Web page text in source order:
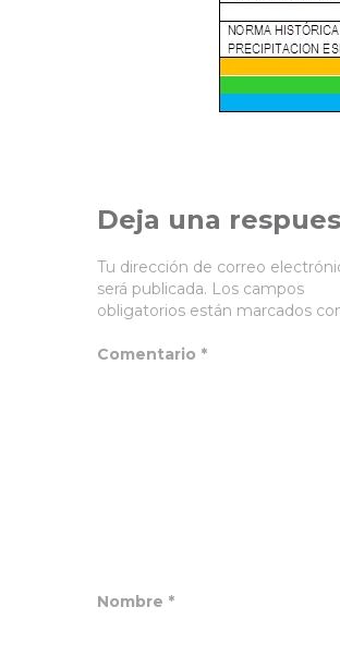
Deja una
Tu dirección de correo
será publicada. Los campos
obligatorios están marcados
Comentario *
Nombre *